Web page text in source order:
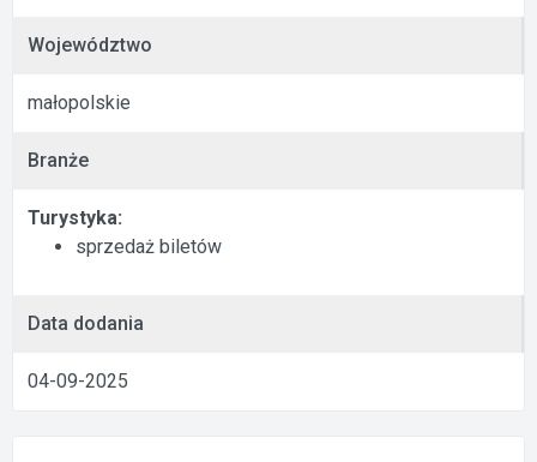
Województwo
małopolskie
Branże
Turystyka:
sprzedaż biletów
Data dodania
04-09-2025